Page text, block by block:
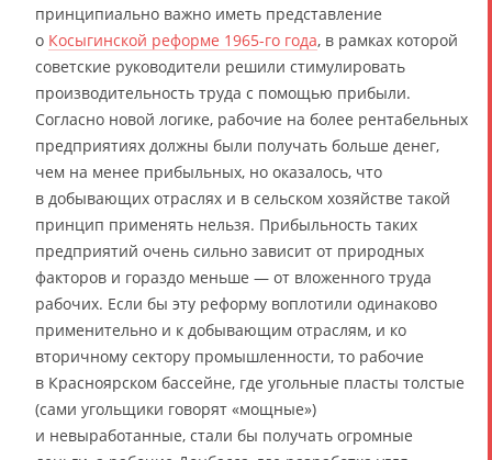
принципиально важно иметь представление
о Косыгинской реформе 1965-го года, в рамках которой
советские руководители решили стимулировать
производительность труда с помощью прибыли.
Согласно новой логике, рабочие на более рентабельных
предприятиях должны были получать больше денег,
чем на менее прибыльных, но оказалось, что
в добывающих отраслях и в сельском хозяйстве такой
принцип применять нельзя. Прибыльность таких
предприятий очень сильно зависит от природных
факторов и гораздо меньше — от вложенного труда
рабочих. Если бы эту реформу воплотили одинаково
применительно и к добывающим отраслям, и ко
вторичному сектору промышленности, то рабочие
в Красноярском бассейне, где угольные пласты толстые
(сами угольщики говорят «мощные»)
и невыработанные, стали бы получать огромные